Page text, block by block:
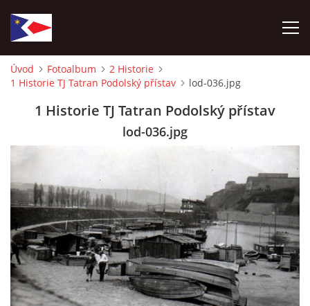
ÚVOD
NÁBOR NOVÝCH ČLENŮ
SOUČASNOST
VIZE BUDOUCNOSTI
FOTOALBUM
Úvod Fotoalbum
2 Historie
1 Historie TJ Tatran Podolský přístav
lod-036.jpg
1 Historie TJ Tatran Podolský přístav
lod-036.jpg